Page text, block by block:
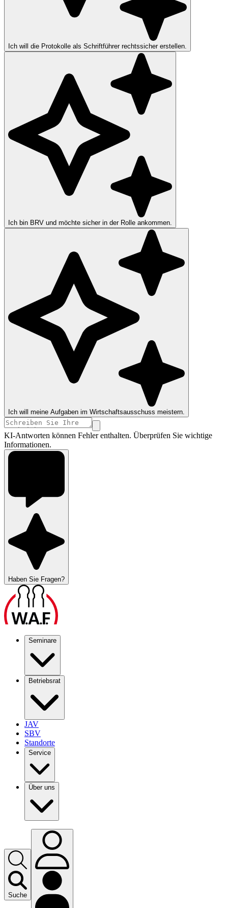
Ich will die Protokolle als Schriftführer rechtssicher erstellen.
Ich bin BRV und möchte sicher in der Rolle ankommen.
Ich will meine Aufgaben im Wirtschaftsausschuss meistern.
KI-Antworten können Fehler enthalten. Überprüfen Sie wichtige
Informationen.
Haben Sie Fragen?
Seminare
Betriebsrat
JAV
SBV
Standorte
Service
Über uns
Suche